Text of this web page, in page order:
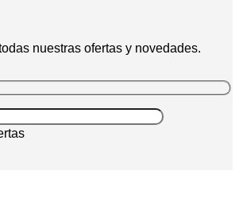
nuestras ofertas y novedades.